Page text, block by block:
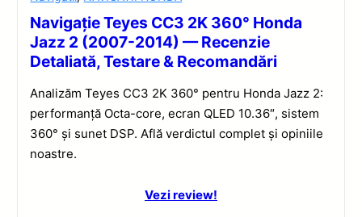
Navigație Teyes CC3 2K 360° Honda
Jazz 2 (2007-2014) — Recenzie
Detaliată, Testare & Recomandări
Analizăm Teyes CC3 2K 360° pentru Honda Jazz 2:
performanță Octa-core, ecran QLED 10.36″, sistem
360° și sunet DSP. Află verdictul complet și opiniile
noastre.
Vezi review!